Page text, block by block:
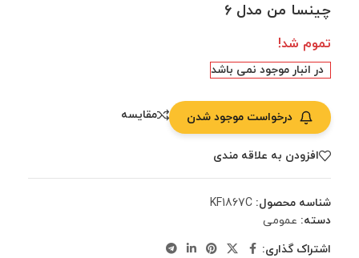
چینسا من مدل ۶
تموم شد!
در انبار موجود نمی باشد
درخواست موجود شدن مقایسه
افزودن به علاقه مندی
شناسه محصول: KF1867C
دسته: عمومی
اشتراک گذاری: